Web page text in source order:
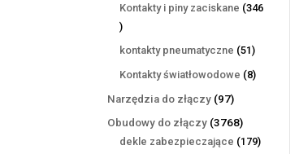
produktów
Kontakty i piny zaciskane 346
346
produktów
kontakty pneumatyczne 5151
produktów
Kontakty światłowodowe 88
Narzędzia do złączy 9797
produktów
Obudowy do złączy 37683768
produktów
dekle zabezpieczające 179179